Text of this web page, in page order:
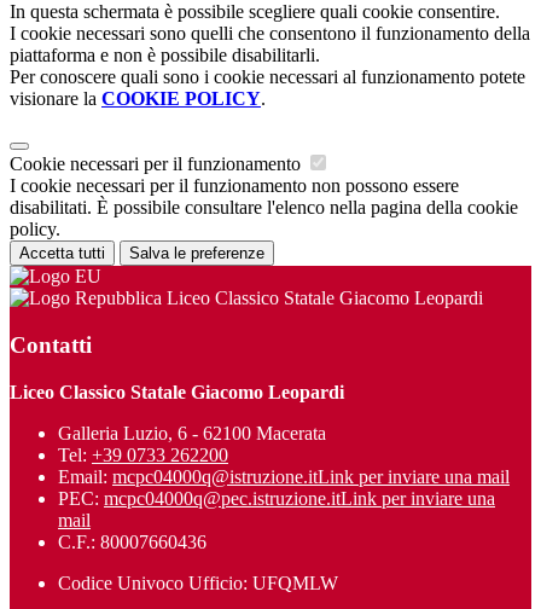
In questa schermata è possibile scegliere quali cookie consentire.
I cookie necessari sono quelli che consentono il funzionamento della
piattaforma e non è possibile disabilitarli.
Per conoscere quali sono i cookie necessari al funzionamento potete
visionare la COOKIE POLICY.
Cookie necessari per il funzionamento
I cookie necessari per il funzionamento non possono essere
disabilitati. È possibile consultare l'elenco nella pagina della cookie
policy.
Accetta tutti Salva le preferenze
Liceo Classico Statale Giacomo Leopardi
Contatti
Liceo Classico Statale Giacomo Leopardi
Galleria Luzio, 6 - 62100 Macerata
Tel: +39 0733 262200
Email: mcpc04000q@istruzione.itLink per inviare una mail
PEC: mcpc04000q@pec.istruzione.itLink per inviare una
mail
C.F.: 80007660436
Codice Univoco Ufficio: UFQMLW